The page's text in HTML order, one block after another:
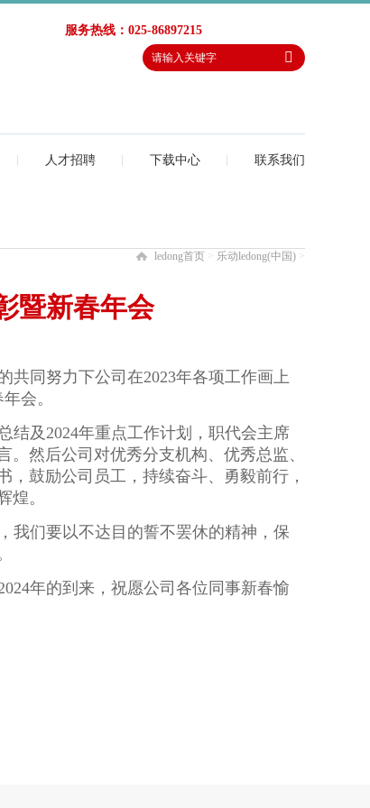
服务热线：025-86897215
人才招聘 下载中心 联系我们
ledong首页 > 乐动ledong(中国) >
暨新春年会
共同努力下公司在2023年各项工作画上
会。
结及2024年重点工作计划，职代会主席
然后公司对优秀分支机构、优秀总监、
鼓励公司员工，持续奋斗、勇毅前行，
煌。
我们要以不达目的誓不罢休的精神，保
年的到来，祝愿公司各位同事新春愉